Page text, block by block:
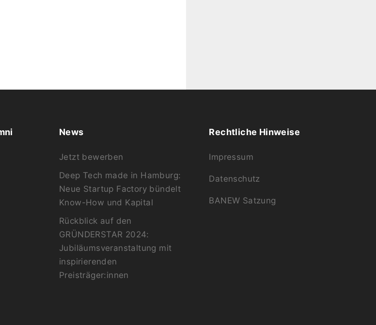
News
Jetzt bewerben
Deep Tech made in Hamburg:
Neue Startup Factory bündelt
Know-How und Kapital
Rückblick auf den
GRÜNDERSTAR 2024:
Jubiläumsveranstaltung mit
inspirierenden
Preisträger:innen
Rechtliche Hinweise
Impressum
Datenschutz
BANEW Satzung